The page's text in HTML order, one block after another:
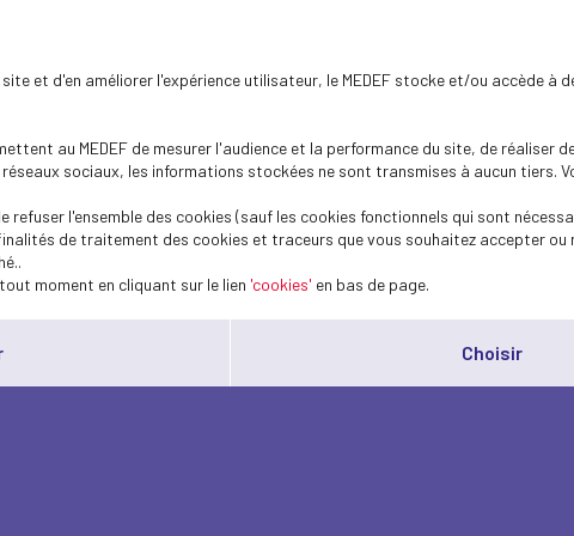
et d'en améliorer l'expérience utilisateur, le MEDEF stocke et/ou accède
au MEDEF de mesurer l'audience et la performance du site, de
sociaux, les informations stockées ne sont transmises à aucun
refuser l'ensemble des cookies (sauf les cookies fonctionnels qui sont
de traitement des cookies et traceurs que vous souhaitez accepter ou
moment en cliquant sur le lien 'cookies' en bas de page.
Choisir